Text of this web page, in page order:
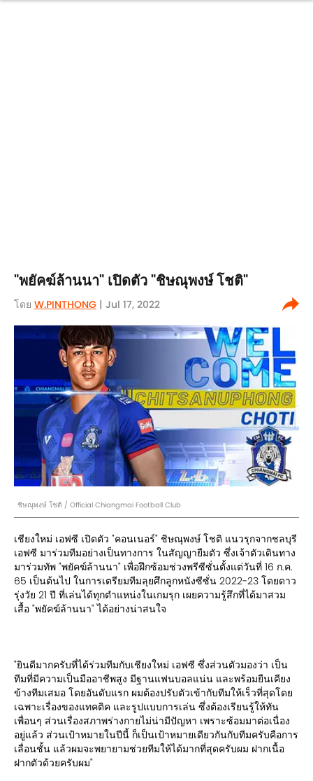
"พยัคฆ์ล้านนา" เปิดตัว "ชิษณุพงษ์ โชติ"
โดย W.PINTHONG | Jul 17, 2022
ชิษณุพงษ์ โชติ / Official Chiangmai Football Club
เชียงใหม่ เอฟซี เปิดตัว "คอนเนอร์" ชิษณุพงษ์ โชติ แนวรุกจากชลบุรี
เอฟซี มาร่วมทีมอย่างเป็นทางการ ในสัญญายืมตัว ซึ่งเจ้าตัวเดินทาง
มาร่วมทัพ "พยัคฆ์ล้านนา" เพื่อฝึกซ้อมช่วงพรีซีซั่นตั้งแต่วันที่ 16 ก.ค.
65 เป็นต้นไป ในการเตรียมทีมลุยศึกลูกหนังซีซั่น 2022-23 โดยดาว
รุ่งวัย 21 ปี ที่เล่นได้ทุกตำแหน่งในเกมรุก เผยความรู้สึกที่ได้มาสวม
เสื้อ "พยัคฆ์ล้านนา" ได้อย่างน่าสนใจ⁣
"ยินดีมากครับที่ได้ร่วมทีมกับเชียงใหม่ เอฟซี ซึ่งส่วนตัวมองว่า เป็น
ทีมที่มีความเป็นมืออาชีพสูง มีฐานแฟนบอลแน่น และพร้อมยืนเคียง
ข้างทีมเสมอ โดยอันดับแรก ผมต้องปรับตัวเข้ากับทีมให้เร็วที่สุดโดย
เฉพาะเรื่องของแทคติค และรูปแบบการเล่น ซึ่งต้องเรียนรู้ให้ทัน
เพื่อนๆ ส่วนเรื่องสภาพร่างกายไม่น่ามีปัญหา เพราะซ้อมมาต่อเนื่อง
อยู่แล้ว ส่วนเป้าหมายในปีนี้ ก็เป็นเป้าหมายเดียวกันกับทีมครับคือการ
เลื่อนชั้น แล้วผมจะพยายามช่วยทีมให้ได้มากที่สุดครับผม ฝากเนื้อ
ฝากตัวด้วยครับผม"⁣